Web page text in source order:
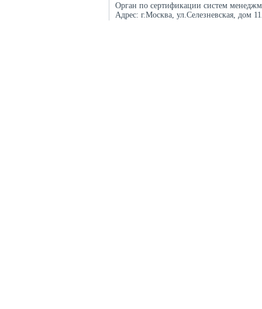
Орган по сертификации систем
Адрес: г.Москва, ул.Селезневская, дом